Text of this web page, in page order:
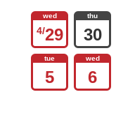
wed
4/29
thu
30
tue
5
wed
6